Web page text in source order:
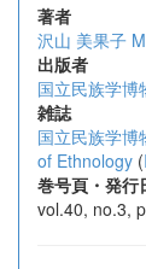
著者
沢山 美果子
出版者
国立民族学博
雑誌
国立民族学
of Ethnology (
巻号頁・発行
vol.40, no.3,